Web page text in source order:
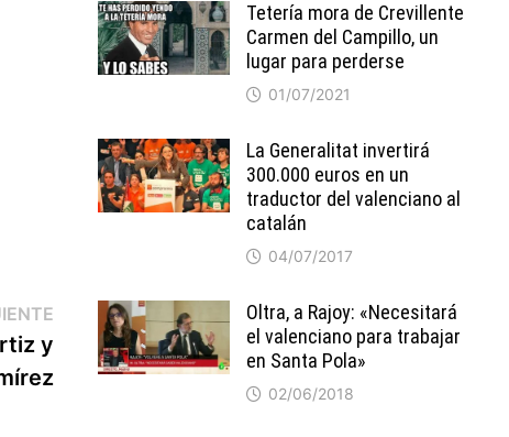
Entrada
siguiente:
y
Tetería mora de Crevillente
Carmen del Campillo, un
lugar para perderse
01/07/2021
La Generalitat invertirá
300.000 euros en un
traductor del valenciano al
catalán
04/07/2017
Oltra, a Rajoy: «Necesitará
el valenciano para trabajar
en Santa Pola»
02/06/2018